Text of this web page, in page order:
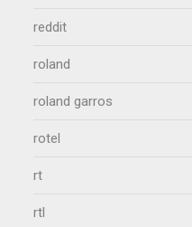
reddit
roland
roland garros
rotel
rt
rtl